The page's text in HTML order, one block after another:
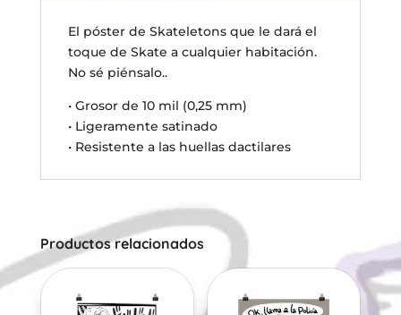
El póster de Skateletons que le dará el
toque de Skate a cualquier habitación.
No sé piénsalo..
• Grosor de 10 mil (0,25 mm)
• Ligeramente satinado
• Resistente a las huellas dactilares
Productos relacionados